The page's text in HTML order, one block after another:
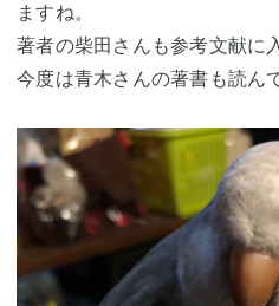
ますね。
著者の柴田さんも参考文献に
今度は青木さんの著書も読ん